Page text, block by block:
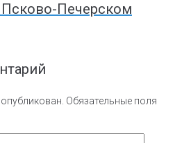
Печерском
Обязательные поля